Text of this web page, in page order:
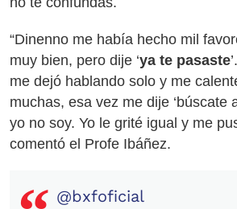
“Dinenno me había hecho mil
muy bien, pero dije ‘ya te pasaste
me dejó hablando solo y me
muchas, esa vez me dije ‘búscate
yo no soy. Yo le grité igual y me
comentó el Profe Ibáñez.
@bxfoficial